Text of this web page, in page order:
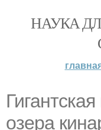
НАУКА
озера